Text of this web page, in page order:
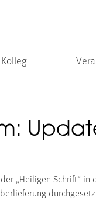
„Heiligen Schrift“